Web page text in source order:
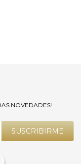
NOVEDADES!
SUSCRIBIRME